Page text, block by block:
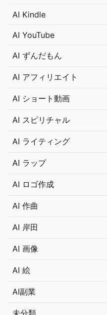
AI Kindle
AI YouTube
AI ずんだもん
AI アフィリエイト
AI ショート動画
AI スピリチャル
AI ライティング
AI ラップ
AI ロゴ作成
AI 作曲
AI 岸田
AI 画像
AI 絵
AI副業
未分類